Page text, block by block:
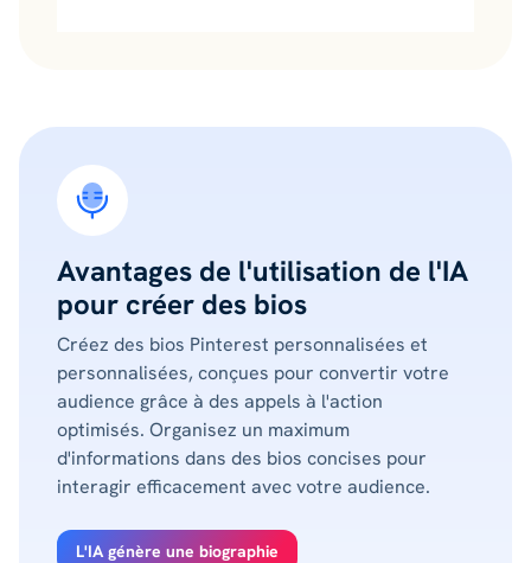
Avantages de l'utilisation de l'IA
pour créer des bios
Créez des bios Pinterest personnalisées et
personnalisées, conçues pour convertir votre
audience grâce à des appels à l'action
optimisés. Organisez un maximum
d'informations dans des bios concises pour
interagir efficacement avec votre audience.
L'IA génère une biographie